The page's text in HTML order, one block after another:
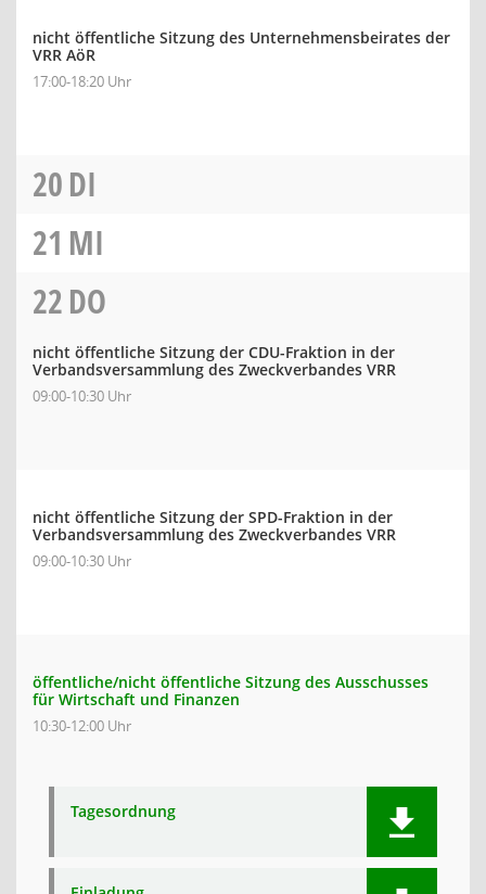
nicht öffentliche Sitzung des Unternehmensbeirates der
VRR AöR
17:00-18:20 Uhr
20DI
21 MI
22DO
nicht öffentliche Sitzung der CDU-Fraktion in der
Verbandsversammlung des Zweckverbandes VRR
09:00-10:30 Uhr
nicht öffentliche Sitzung der SPD-Fraktion in der
Verbandsversammlung des Zweckverbandes VRR
09:00-10:30 Uhr
öffentliche/nicht öffentliche Sitzung des Ausschusses
für Wirtschaft und Finanzen
10:30-12:00 Uhr
Tagesordnung